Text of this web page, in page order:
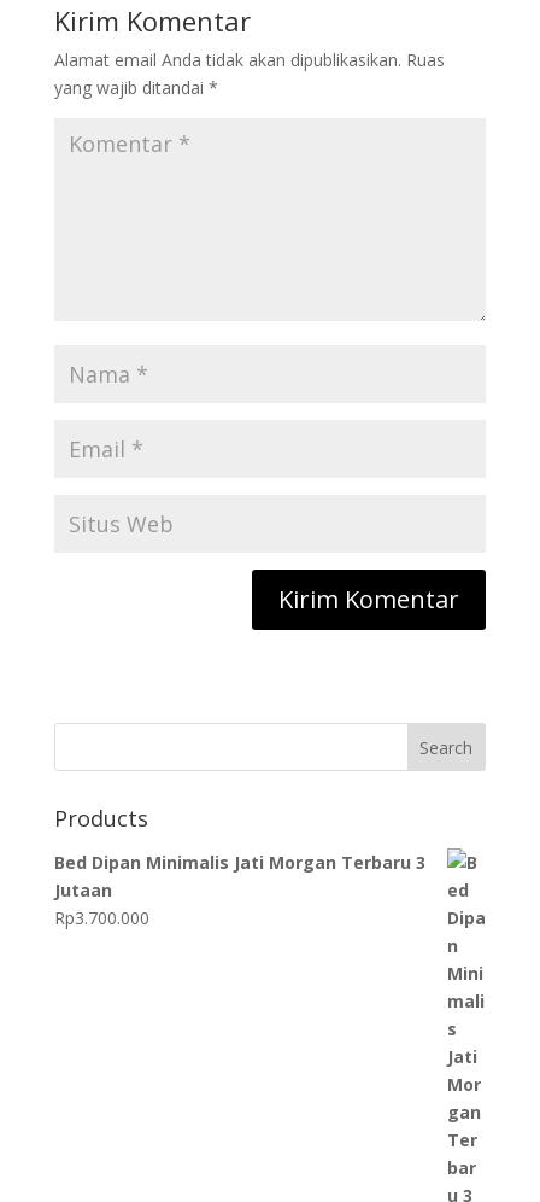
Kirim Komentar
Alamat email Anda tidak akan dipublikasikan. Ruas
yang wajib ditandai *
Search
Products
Bed Dipan Minimalis Jati Morgan Terbaru 3
Jutaan
Rp3.700.000